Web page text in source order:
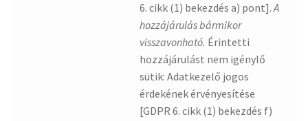
6. cikk (1) bekezdés a) pont].A
hozzájárulás bármikor
visszavonható. Érintetti
hozzájárulást nem igénylő
sütik: Adatkezelő jogos
érdekének érvényesítése
[GDPR 6. cikk (1) bekezdés f)